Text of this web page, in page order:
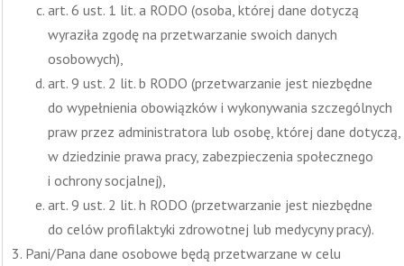
art. 6 ust. 1 lit. a RODO (osoba, której dane dotyczą
wyraziła zgodę na przetwarzanie swoich danych
osobowych),
art. 9 ust. 2 lit. b RODO (przetwarzanie jest niezbędne
do wypełnienia obowiązków i wykonywania szczególnych
praw przez administratora lub osobę, której dane dotyczą,
w dziedzinie prawa pracy, zabezpieczenia społecznego
i ochrony socjalnej),
art. 9 ust. 2 lit. h RODO (przetwarzanie jest niezbędne
do celów profilaktyki zdrowotnej lub medycyny pracy).
Pani/Pana dane osobowe będą przetwarzane w celu